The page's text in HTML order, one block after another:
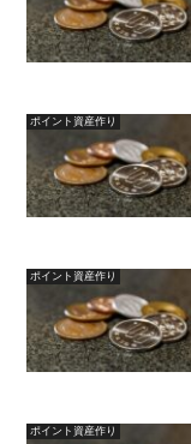
ポイント資産作り
ポイント資産作り
ポイント資産作り